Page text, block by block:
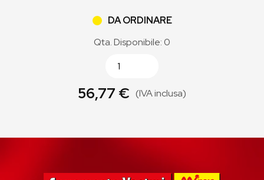
DA ORDINARE
Qta. Disponibile: 0
56,77 € (IVA inclusa)